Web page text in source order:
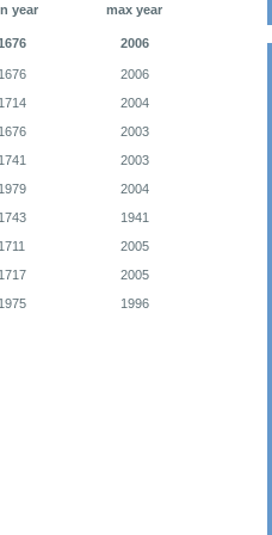
year max year
2006
2006
2004
2003
2003
2004
1941
2005
2005
1996